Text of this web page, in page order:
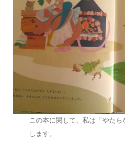
この本に関して、私は「やた
します。